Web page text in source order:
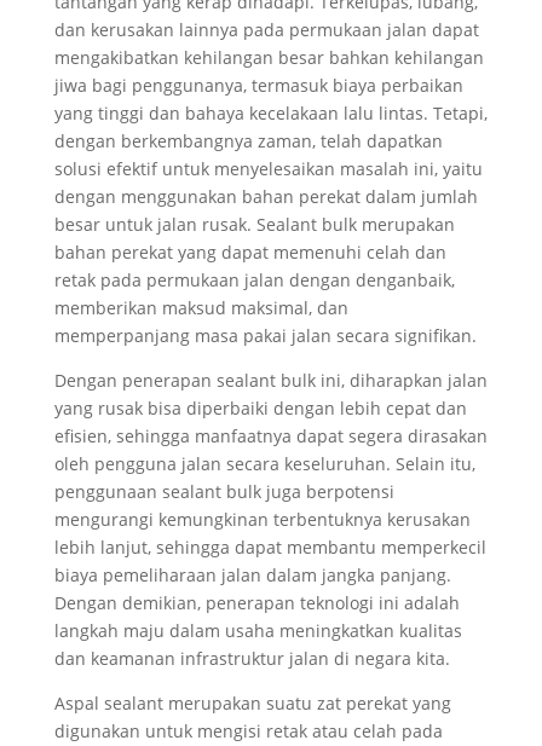
dan kerusakan lainnya pada permukaan jalan dapat
mengakibatkan kehilangan besar bahkan kehilangan
jiwa bagi penggunanya, termasuk biaya perbaikan
yang tinggi dan bahaya kecelakaan lalu lintas. Tetapi,
dengan berkembangnya zaman, telah dapatkan
solusi efektif untuk menyelesaikan masalah ini, yaitu
dengan menggunakan bahan perekat dalam jumlah
besar untuk jalan rusak. Sealant bulk merupakan
bahan perekat yang dapat memenuhi celah dan
retak pada permukaan jalan dengan denganbaik,
memberikan maksud maksimal, dan
memperpanjang masa pakai jalan secara signifikan.
Dengan penerapan sealant bulk ini, diharapkan jalan
yang rusak bisa diperbaiki dengan lebih cepat dan
efisien, sehingga manfaatnya dapat segera dirasakan
oleh pengguna jalan secara keseluruhan. Selain itu,
penggunaan sealant bulk juga berpotensi
mengurangi kemungkinan terbentuknya kerusakan
lebih lanjut, sehingga dapat membantu memperkecil
biaya pemeliharaan jalan dalam jangka panjang.
Dengan demikian, penerapan teknologi ini adalah
langkah maju dalam usaha meningkatkan kualitas
dan keamanan infrastruktur jalan di negara kita.
Aspal sealant merupakan suatu zat perekat yang
digunakan untuk mengisi retak atau celah pada